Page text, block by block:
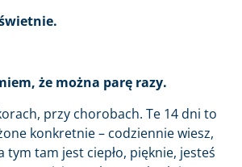
że można parę razy.
przy chorobach. Te 14 dni to
konkretnie – codziennie wiesz,
tym tam jest ciepło, pięknie, jesteś